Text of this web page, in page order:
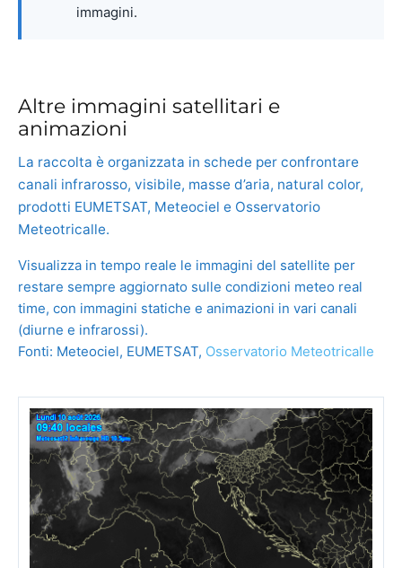
immagini.
Altre immagini satellitari e
animazioni
La raccolta è organizzata in schede per confrontare
canali infrarosso, visibile, masse d’aria, natural color,
prodotti EUMETSAT, Meteociel e Osservatorio
Meteotricalle.
Visualizza in tempo reale le immagini del satellite per
restare sempre aggiornato sulle condizioni meteo real
time, con immagini statiche e animazioni in vari canali
(diurne e infrarossi).
Fonti: Meteociel, EUMETSAT, Osservatorio Meteotricalle